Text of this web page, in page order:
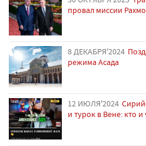
провал миссии
8 ДЕКАБРЯ'2024
режима Асада
12 ИЮЛЯ'2024
и турок в Вене: кто и